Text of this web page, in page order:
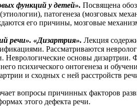
функций у детей». Посвящена
патогенеза (мозговых
его причины, мозговые
речи». «Дизартрия». Лекция
Рассматриваются
Неврологические основы
психического онтогенеза и
и сходных с ней расстройств
вопросы причинных факторов
этого дефекта речи.